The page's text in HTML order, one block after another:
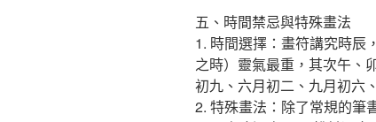
五、時間禁忌與特殊畫法
1. 時間選擇：畫符講究時辰
之時）靈氣最重，其次午、
初九、六月初二、九月初六
2. 特殊畫法：除了常規的筆